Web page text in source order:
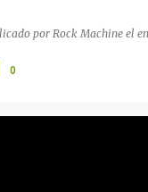
porRock Machine el
0